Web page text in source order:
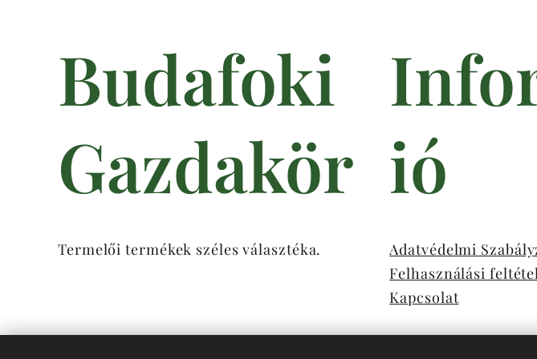
Budafoki
Gazdakör
Termelői termékek széles választéka.
ió
Adatvédelmi
Felhasználási
Kapcsolat